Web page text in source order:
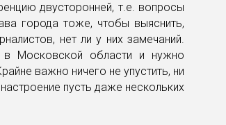
двусторонней, т.е. вопросы
города тоже, чтобы выяснить,
нет ли у них замечаний.
в Московской области и нужно
важно ничего не упустить, ни
пусть даже нескольких